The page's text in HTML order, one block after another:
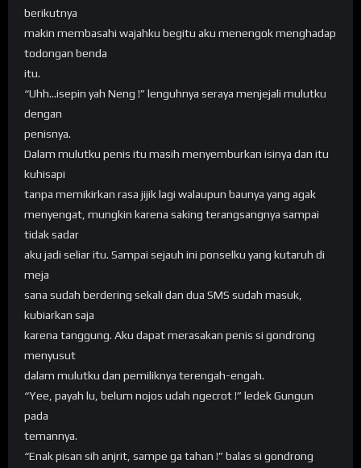
berikutnya
makin membasahi wajahku begitu aku menengok menghadap
todongan benda
itu.
“Uhh…isepin yah Neng !” lenguhnya seraya menjejali mulutku
dengan
penisnya.
Dalam mulutku penis itu masih menyemburkan isinya dan itu
kuhisapi
tanpa memikirkan rasa jijik lagi walaupun baunya yang agak
menyengat, mungkin karena saking terangsangnya sampai
tidak sadar
aku jadi seliar itu. Sampai sejauh ini ponselku yang kutaruh di
meja
sana sudah berdering sekali dan dua SMS sudah masuk,
kubiarkan saja
karena tanggung. Aku dapat merasakan penis si gondrong
menyusut
dalam mulutku dan pemiliknya terengah-engah.
“Yee, payah lu, belum nojos udah ngecrot !” ledek Gungun
pada
temannya.
“Enak pisan sih anjrit, sampe ga tahan !” balas si gondrong